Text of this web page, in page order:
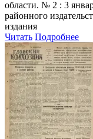
области. № 2 : 3
районного
издания
Читать Подробнее